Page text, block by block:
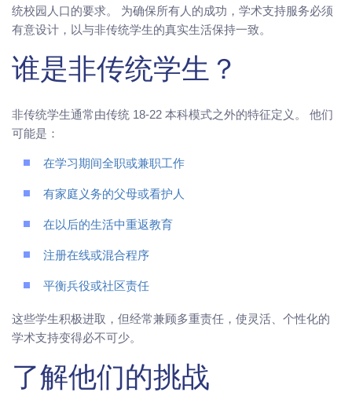
统校园人口的要求。 为确保所有人的成功，学术支持服务必须
有意设计，以与非传统学生的真实生活保持一致。
谁是非传统学生？
非传统学生通常由传统 18-22 本科模式之外的特征定义。 他们
可能是：
在学习期间全职或兼职工作
有家庭义务的父母或看护人
在以后的生活中重返教育
注册在线或混合程序
平衡兵役或社区责任
这些学生积极进取，但经常兼顾多重责任，使灵活、个性化的
学术支持变得必不可少。
了解他们的挑战